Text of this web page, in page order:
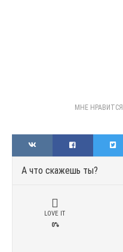
МНЕ НРАВИТСЯ
А что скажешь ты?
LOVE IT
0%